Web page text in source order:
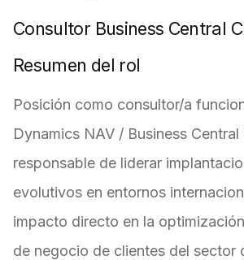
Consultor Business Central
Resumen del rol
Posición como consultor/a
Dynamics NAV / Business Central
responsable de liderar
evolutivos en entornos
impacto directo en la
de negocio de clientes del sector